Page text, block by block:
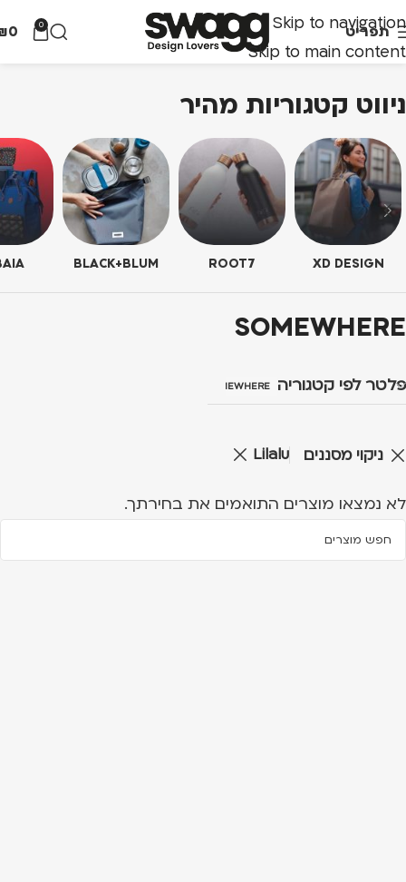
Skip to navigation
Skip to main content
תפריט 0
0
ניווט קטגוריות מהיר
XD DESIGN
ROOT7
BLACK+BLUM
SOMEWHERE
פלטר לפי קטגוריה SOMEWHERE
ניקוי מסננים Lilalu
לא נמצאו מוצרים התואמים את בחירתך.